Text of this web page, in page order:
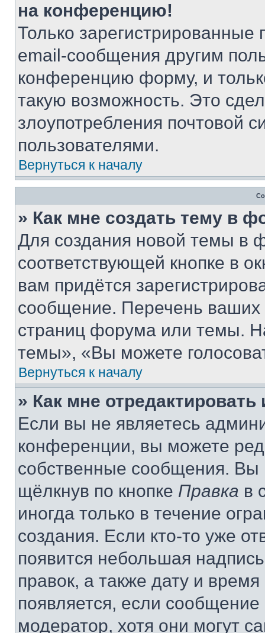
на конференцию!
Только зарегистрированные
email-сообщения другим
конференцию форму, и
такую возможность. Это
злоупотребления почтовой
пользователями.
Вернуться к началу
» Как мне создать тему в
Для создания новой темы в
соответствующей кнопке в
вам придётся
сообщение. Перечень ваших
страниц форума или темы.
темы», «Вы можете
Вернуться к началу
» Как мне
Если вы не являетесь
конференции, вы можете
собственные сообщения. Вы
щёлкнув по кнопке Правка в
иногда только в течение
создания. Если кто-то уже
появится небольшая
правок, а также дату и
появляется, если
модератор, хотя они могут